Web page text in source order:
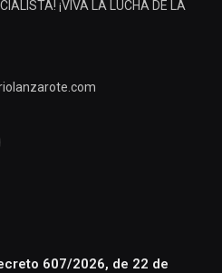
¡VIVA LA LUCHA DE LA
607/2026, de 22 de